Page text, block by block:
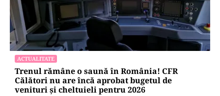
ACTUALITATE
Trenul rămâne o saună în România! CFR
Călători nu are încă aprobat bugetul de
venituri și cheltuieli pentru 2026